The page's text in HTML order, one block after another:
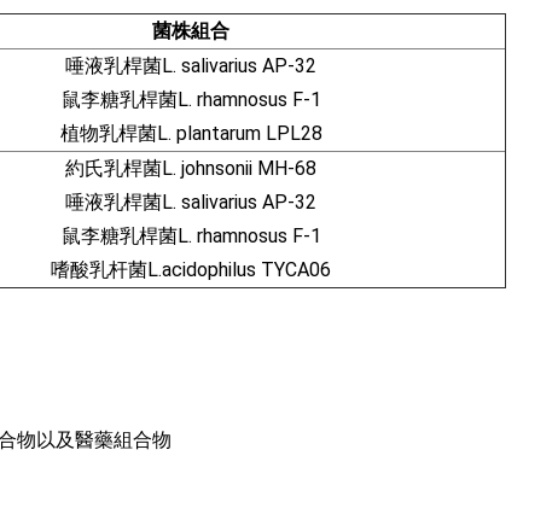
菌株組合
唾液乳桿菌L. salivarius AP-32
鼠李糖乳桿菌L. rhamnosus F-1
植物乳桿菌L. plantarum LPL28
約氏乳桿菌L. johnsonii MH-68
唾液乳桿菌L. salivarius AP-32
鼠李糖乳桿菌L. rhamnosus F-1
嗜酸乳杆菌L.acidophilus TYCA06
物以及醫藥組合物